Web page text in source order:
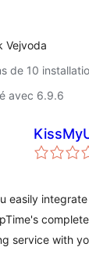
Vejvoda
de 10
avec 6.9.6
easily integrate
service with